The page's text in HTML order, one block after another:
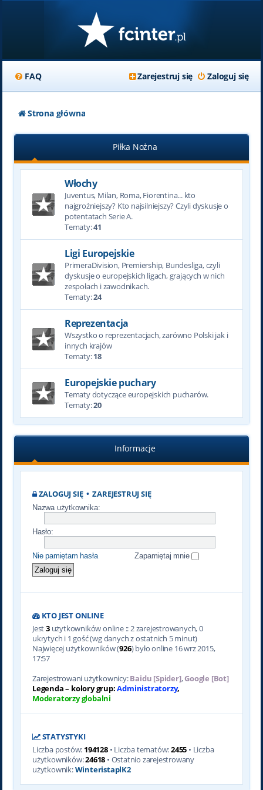
FAQ Zaloguj się
Zarejestruj się
Strona główna
Piłka Nożna
Włochy
Juventus, Milan, Roma, Fiorentina... kto
najgroźniejszy? Kto najsilniejszy? Czyli dyskusje o
potentatach Serie A.
Tematy:41
Ligi Europejskie
PrimeraDivision, Premiership, Bundesliga, czyli
dyskusje o europejskich ligach, grających w nich
zespołach i zawodnikach.
Tematy:24
Reprezentacja
Wszystko o reprezentacjach, zarówno Polski jak i
innych krajów
Tematy:18
Europejskie puchary
Tematy dotyczące europejskich pucharów.
Tematy:20
Informacje
ZALOGUJ SIĘ•ZAREJESTRUJ SIĘ
Nazwa użytkownika:
Hasło:
Nie pamiętam hasła Zapamiętaj mnie
KTO JEST ONLINE
Jest3użytkowników online :: 2 zarejestrowanych, 0
ukrytych i 1 gość (wg danych z ostatnich 5 minut)
Najwięcej użytkowników (926) było online 16 wrz 2015,
17:57
Zarejestrowani użytkownicy:Baidu [Spider],Google [Bot]
Legenda – kolory grup:Administratorzy,
Moderatorzy globalni
STATYSTYKI
Liczba postów: 194128• Liczba tematów:2455 • Liczba
użytkowników:24618 • Ostatnio zarejestrowany
użytkownik:WinteristaplK2